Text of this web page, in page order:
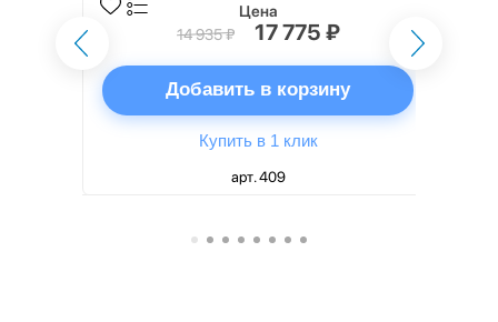
Цена
14 935 ₽
17 775 ₽
Добавить в корзину
Купить в 1 клик
арт. 409